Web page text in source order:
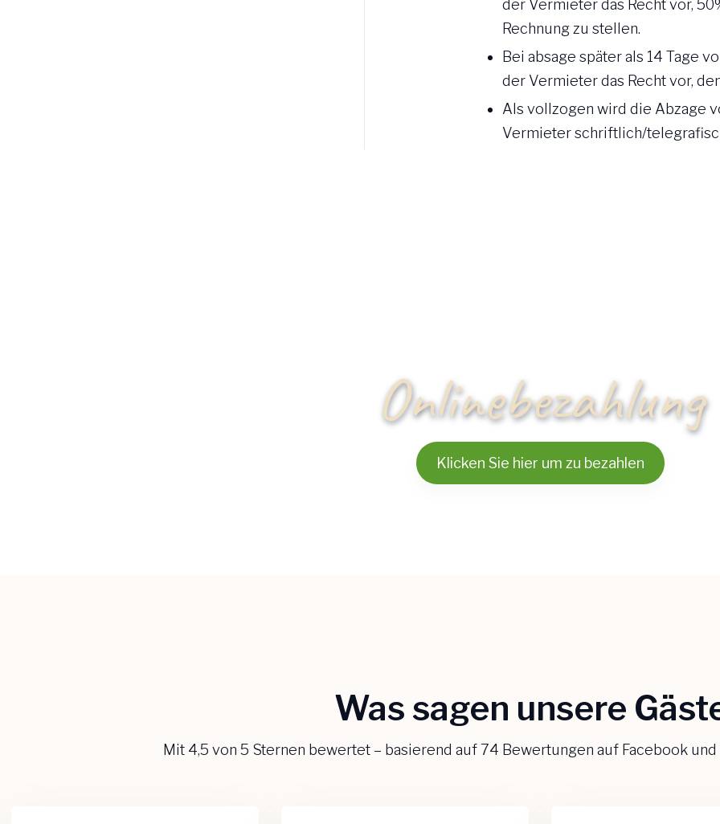
der Vermieter das Recht vor,
Rechnung zu stellen.
Bei absage später als 14 Tage
der Vermieter das Recht vor,
Als vollzogen wird die Abzage
Vermieter schriftlich/
Onlinebezahlung
Klicken Sie hier um zu bezahlen
Was sagen unsere
Mit 4,5 von 5 Sternen bewertet – basierend auf 74 Bewertungen auf Facebook